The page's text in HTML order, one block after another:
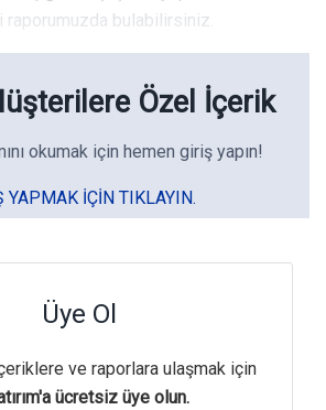
bulabilirsiniz.
Özel İçerik
okumak için hemen giriş yapın!
YAPMAK IÇIN TIKLAYIN.
Üye Ol
ve raporlara ulaşmak için
ücretsiz üye olun.